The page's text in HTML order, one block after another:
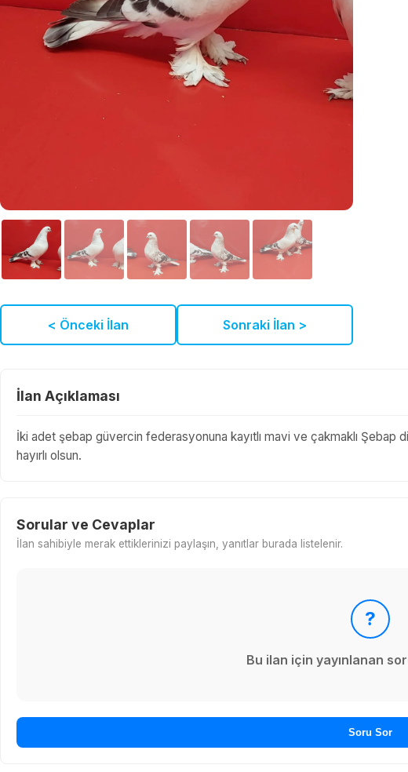
< Önceki İlan Sonraki İlan >
İlan Açıklaması
İki adet şebap güvercin federasyonuna kayıtlı mavi ve çakmaklı Şebap
hayırlı olsun.
Sorular ve Cevaplar
İlan sahibiyle merak ettiklerinizi paylaşın, yanıtlar burada listelenir.
?
Bu ilan için yayınlanan
Soru Sor